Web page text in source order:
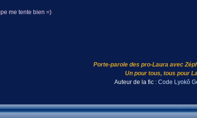
me tente bien =)
Porte-parole des pro-Laura avec
Un pour tous, tous pour
Auteur de la fic : Code Lyokô